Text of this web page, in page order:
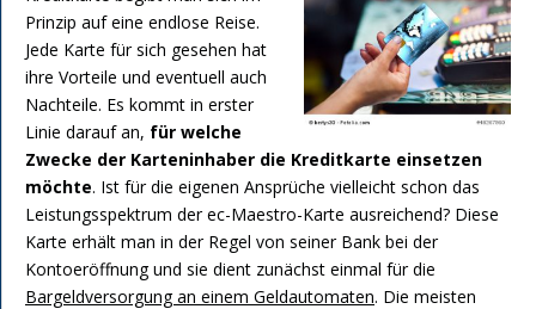
Prinzip auf eine endlose Reise.
Jede Karte für sich gesehen hat
ihre Vorteile und eventuell auch
Nachteile. Es kommt in erster
Linie darauf an, für welche
Zwecke der Karteninhaber die Kreditkarte einsetzen
möchte. Ist für die eigenen Ansprüche vielleicht schon das
Leistungsspektrum der ec-Maestro-Karte ausreichend? Diese
Karte erhält man in der Regel von seiner Bank bei der
Kontoeröffnung und sie dient zunächst einmal für die
Bargeldversorgung an einem Geldautomaten. Die meisten